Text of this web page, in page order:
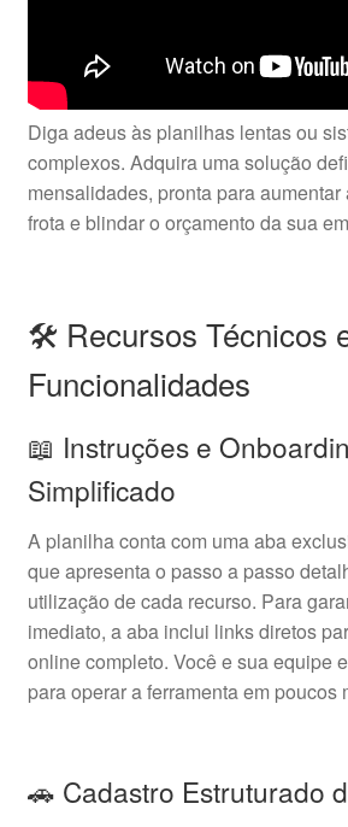
Diga adeus às planilhas lentas ou
complexos. Adquira uma solução
mensalidades, pronta para
frota e blindar o orçamento da sua
🛠️ Recursos Técnicos
Funcionalidades
📖 Instruções e
Simplificado
A planilha conta com uma aba
que apresenta o passo a passo
utilização de cada recurso. Para
imediato, a aba inclui links diretos
online completo. Você e sua equipe
para operar a ferramenta em poucos
🚗 Cadastro Estruturado